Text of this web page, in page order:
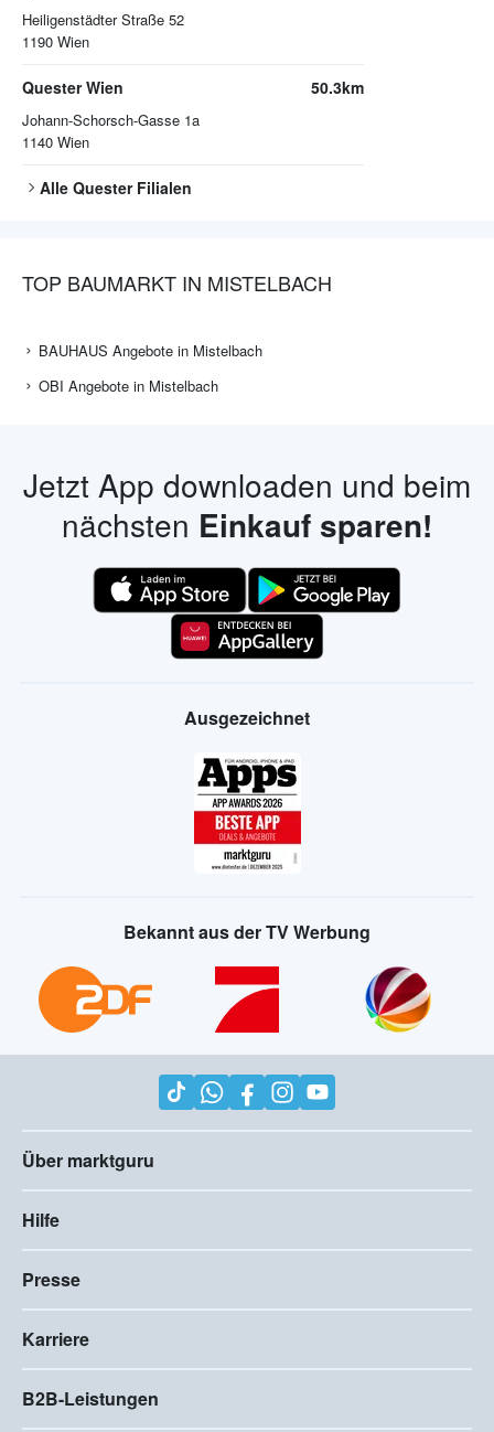
Heiligenstädter Straße 52
1190 Wien
Quester Wien
Johann-Schorsch-Gasse 1a
1140 Wien
50.3km
Alle QuesterFilialen
TOP BAUMARKT IN MISTELBACH
BAUHAUS Angebote in Mistelbach
OBI Angebote in Mistelbach
Jetzt App downloaden und beim
nächsten Einkauf sparen!
Ausgezeichnet
Bekannt aus der TV Werbung
Über marktguru
Hilfe
Presse
Karriere
B2B-Leistungen